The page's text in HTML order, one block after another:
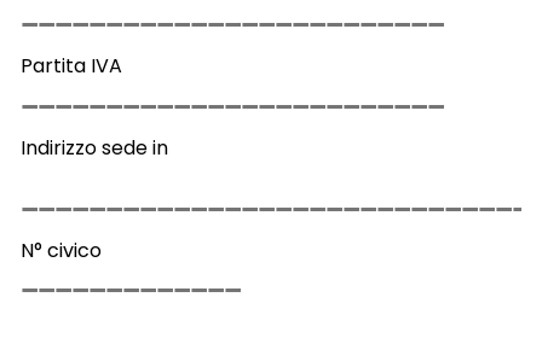
Partita IVA
Indirizzo sede in
N° civico